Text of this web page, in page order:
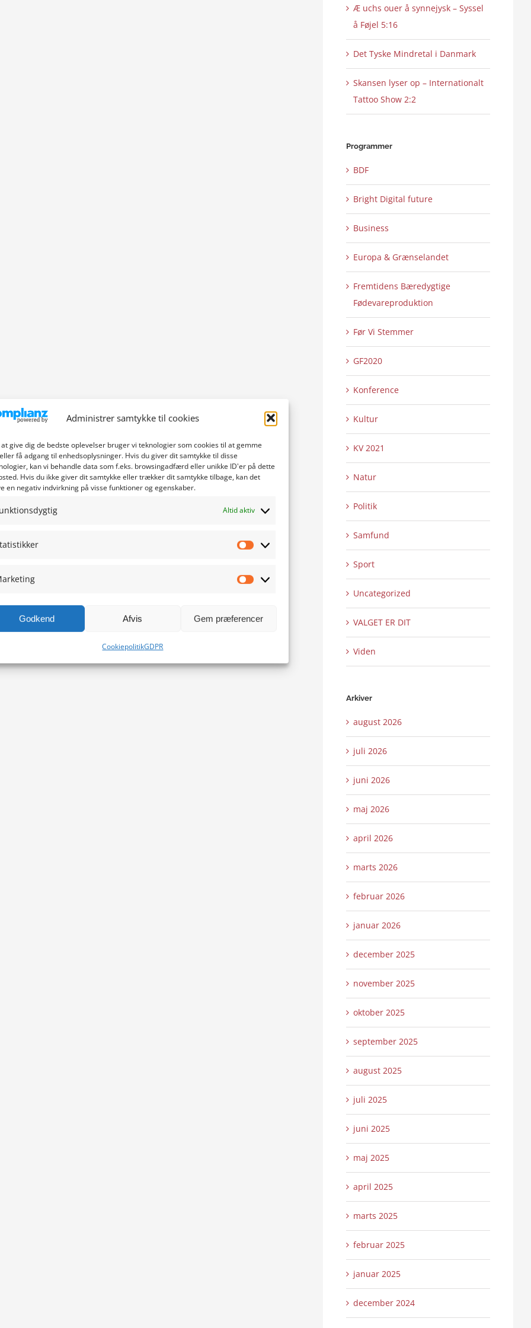
Administrer samtykke til cookies
at give dig de bedste oplevelser bruger vi teknologier som cookies til at gemme
få adgang til enhedsoplysninger. Hvis du giver dit samtykke til disse
kan vi behandle data som f.eks. browsingadfærd eller unikke ID'er på dette
Hvis du ikke giver dit samtykke eller trækker dit samtykke tilbage, kan det
en negativ indvirkning på visse funktioner og egenskaber.
Altid aktiv
Godkend Afvis Gem præferencer
CookiepolitikGDPR
Æ uchs ouer å synnejysk – Syssel
å Føjel 5:16
Det Tyske Mindretal i Danmark
Skansen lyser op – Internationalt
Tattoo Show 2:2
Programmer
BDF
Bright Digital future
Business
Europa & Grænselandet
Fremtidens Bæredygtige
Fødevareproduktion
Før Vi Stemmer
GF2020
Konference
Kultur
KV 2021
Natur
Politik
Samfund
Sport
Uncategorized
VALGET ER DIT
Viden
Arkiver
august 2026
juli 2026
juni 2026
maj 2026
april 2026
marts 2026
februar 2026
januar 2026
december 2025
november 2025
oktober 2025
september 2025
august 2025
juli 2025
juni 2025
maj 2025
april 2025
marts 2025
februar 2025
januar 2025
december 2024